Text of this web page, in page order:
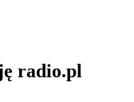
radio.pl